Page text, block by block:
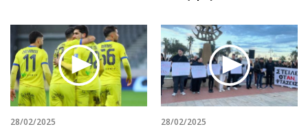
28/02/2025 28/02/2025